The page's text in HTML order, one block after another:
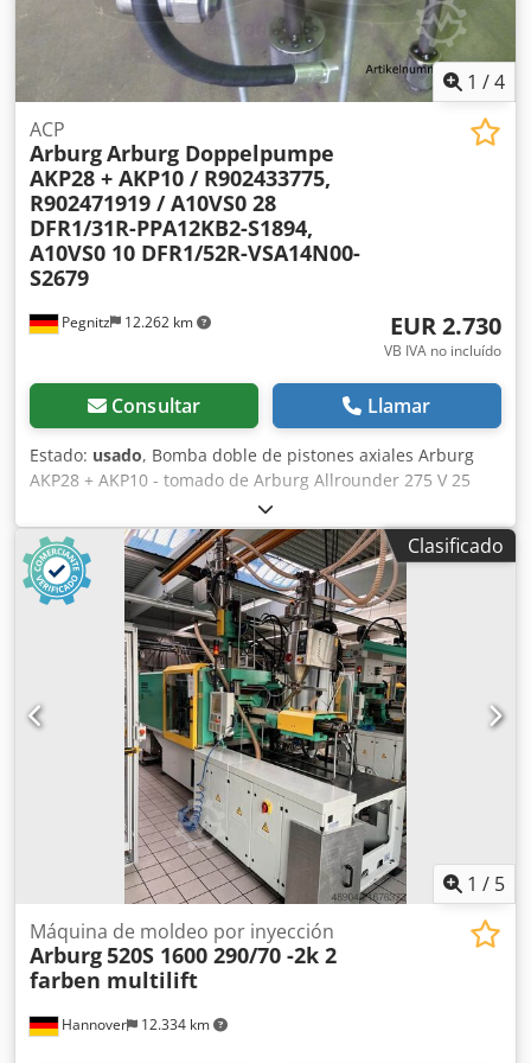
1 /4
Pegnitz 12.262 km
ACP
ArburgArburg Doppelpumpe
AKP28 + AKP10 / R902433775,
R902471919 / A10VS0 28
DFR1/31R-PPA12KB2-S1894,
A10VS0 10 DFR1/52R-VSA14N00-
S2679
EUR 2.730
VB IVA no incluído
Consultar Llamar
Estado: usado, Bomba doble de pistones axiales Arburg
AKP28 + AKP10 - tomado de Arburg Allrounder 275 V 25
tomado de la máquina en marcha - totalmente
funcionalFabricante: Arburg Dcjdpfx Aeu Tv A Rokrek Tipo:
AKP28 + AKP10 N° de pieza de repuesto: 250.957 N.º de
fabricante: R9 R9Clave de tipo: A10VS0 28 DFR1/31R-
PPA12KB2-S1894, A10VS0 10 DFR1/52R-VSA14N00-S2679El
número antes de la primera barra describe la serie del
dispositivo. Por este motivo, el número del código de tipo
que aparece en su repuesto antiguo puede ser diferente.
Si tiene alguna pregunta, no dude en contactarnos.
Clasificado
1 / 5
Hannover 12.334 km
Máquina de moldeo por inyección
Arburg520S 1600 290/70 -2k 2
farben multilift